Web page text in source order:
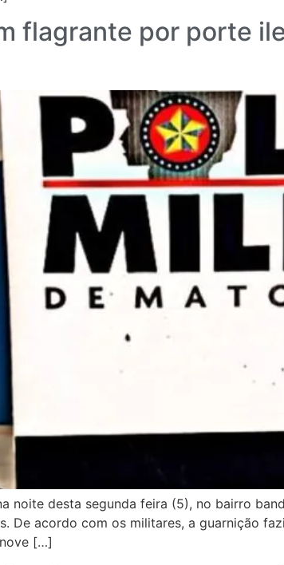
flagrante por porte
noite desta segunda feira (5), no bairro
De acordo com os militares, a guarnição
[…]